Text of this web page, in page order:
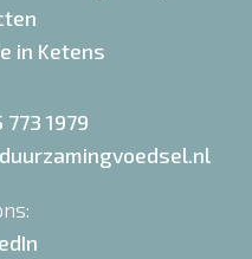
in Ketens
1979